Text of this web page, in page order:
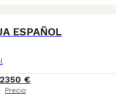
ESPAÑOL
2350 €
Precio